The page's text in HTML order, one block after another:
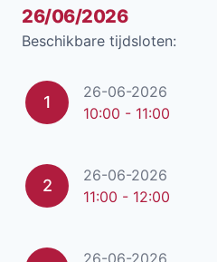
26/06/2026
Beschikbare tijdsloten:
1
26-06-2026
10:00 - 11:00
2
26-06-2026
11:00 - 12:00
26-06-2026